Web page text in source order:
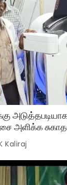
அளிக்க
Kaliraj